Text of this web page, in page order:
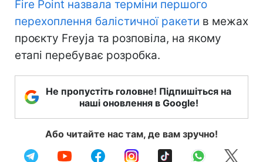
Fire Point назвала терміни першого
перехоплення балістичної ракети в межах
проєкту Freyja та розповіла, на якому
етапі перебуває розробка.
Не пропустіть головне! Підпишіться на
наші оновлення в Google!
Або читайте нас там, де вам зручно!